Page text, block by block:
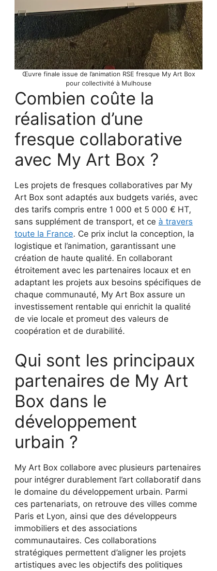
Œuvre finale issue de l’animation RSE fresque My Art Box
pour collectivité à Mulhouse
Combien coûte la
réalisation d’une
fresque collaborative
avec My Art Box ?
Les projets de fresques collaboratives par My
Art Box sont adaptés aux budgets variés, avec
des tarifs compris entre 1 000 et 5 000 € HT,
sans supplément de transport, et ce à travers
toute la France. Ce prix inclut la conception, la
logistique et l’animation, garantissant une
création de haute qualité. En collaborant
étroitement avec les partenaires locaux et en
adaptant les projets aux besoins spécifiques de
chaque communauté, My Art Box assure un
investissement rentable qui enrichit la qualité
de vie locale et promeut des valeurs de
coopération et de durabilité.
Qui sont les principaux
partenaires de My Art
Box dans le
développement
urbain ?
My Art Box collabore avec plusieurs partenaires
pour intégrer durablement l’art collaboratif dans
le domaine du développement urbain. Parmi
ces partenariats, on retrouve des villes comme
Paris et Lyon, ainsi que des développeurs
immobiliers et des associations
communautaires. Ces collaborations
stratégiques permettent d’aligner les projets
artistiques avec les objectifs des politiques